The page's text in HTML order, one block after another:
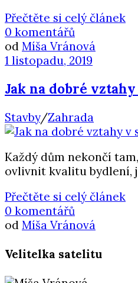
Přečtěte si celý článek
0 komentářů
od Míša Vránová
1 listopadu, 2019
Jak na dobré
Stavby/Zahrada
Každý dům nekončí
ovlivnit kvalitu bydlení,
Přečtěte si celý článek
0 komentářů
od Míša Vránová
Velitelka satelitu